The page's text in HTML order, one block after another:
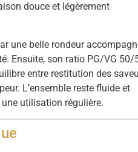
douce et légèrement
une belle rondeur
Ensuite, son ratio PG/VG 50/
entre restitution des
L’ensemble reste fluide et
utilisation régulière.